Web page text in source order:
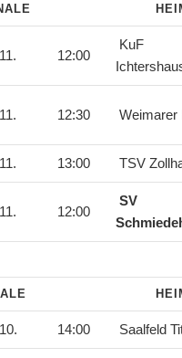
12:00
KuF
12:30 Weimarer
13:00 TSV
12:00
SV
14:00 Saalfeld